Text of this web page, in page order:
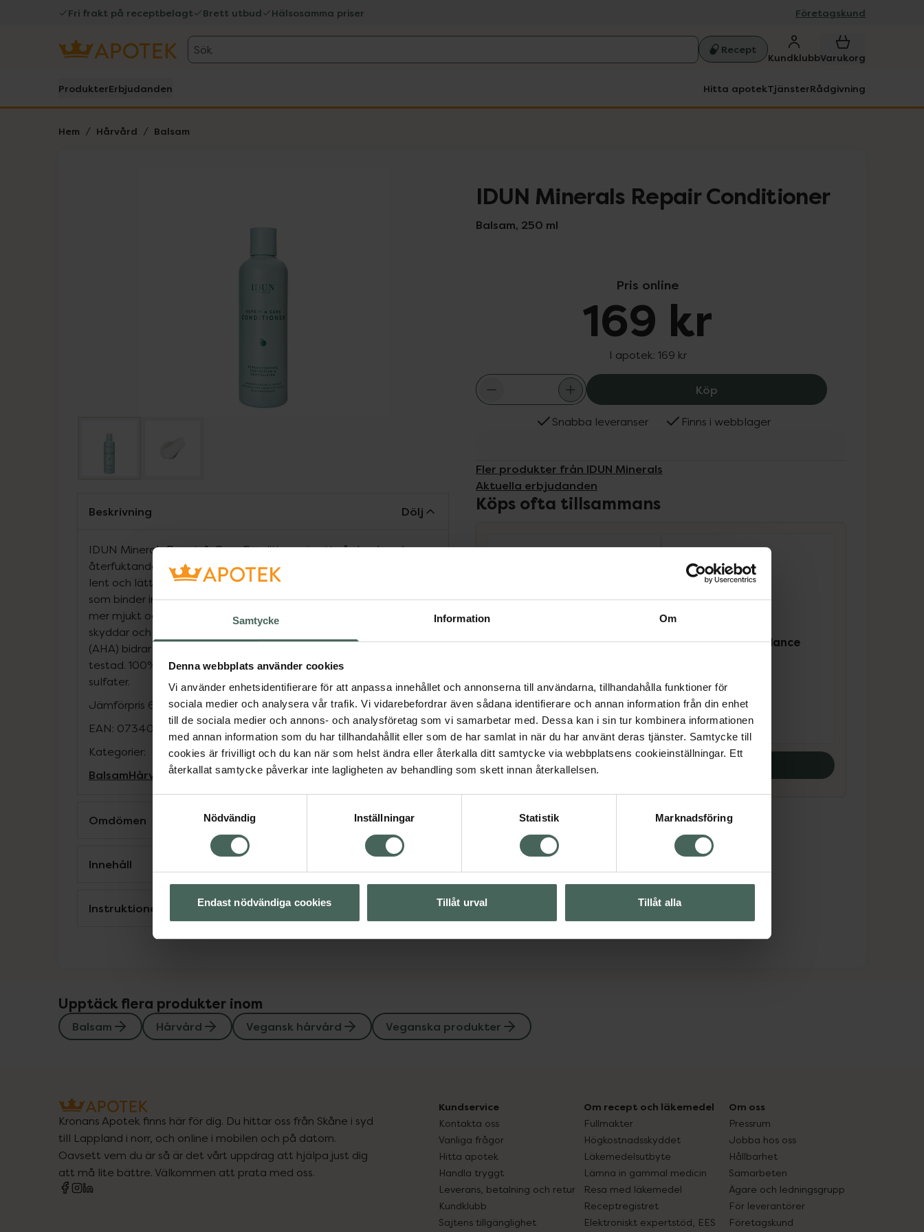
Samtycke Information Om
Denna webbplats använder cookies
Vi använder enhetsidentifierare för att anpassa innehållet och annonserna till användarna, tillhandahålla funktioner för
sociala medier och analysera vår trafik. Vi vidarebefordrar även sådana identifierare och annan information från din enhet
till de sociala medier och annons- och analysföretag som vi samarbetar med. Dessa kan i sin tur kombinera informationen
med annan information som du har tillhandahållit eller som de har samlat in när du har använt deras tjänster. Samtycke till
cookies är frivilligt och du kan när som helst ändra eller återkalla ditt samtycke via webbplatsens cookieinställningar. Ett
återkallat samtycke påverkar inte lagligheten av behandling som skett innan återkallelsen.
Nödvändig
Inställningar Statistik Marknadsföring
Endast nödvändiga cookies Tillåt urval Tillåt alla
Fri frakt på receptbelagt Brett utbud Hälsosamma priser Företagskund
Sök Recept
KundklubbVarukorg
ProdukterErbjudanden Hitta apotekTjänsterRådgivning
Hem Hårvård Balsam
IDUN Minerals Repair Conditioner
Balsam, 250 ml
Pris online
169 kr
I apotek: 169 kr
Köp IDUN Minerals Repair Conditioner,
Snabba leveranser Finns i webblager
Fler produkter från IDUN Minerals
Aktuella erbjudanden
Köps ofta tillsammans
IDUN Minerals Repair
Pris online
169 kr
IDUN Minerals Balance
Pris online
169 kr
Köp båda för:
338 kr
Beskrivning Dölj
IDUN Minerals Repair & Care Conditioner är ett vårdande och
återfuktande balsam som reparerar skadat hår och gör det mjukt,
lent och lättkammat. Ärtprotein innehåller essentiella aminosyror
som binder in till håret och ger ökad volym, fukt, samt gör håret
mer mjukt och följsamt. Provitamin B5 (panthenol) och Vitamin E
skyddar och stärker håret och bidrar med glans medan Äppelsyra
(AHA) bidrar med fukt, vård och rätt pH Extrakt. Dermatologiskt
testad. 100% Vegansk. Hypoallergen parfym. Fritt från silikoner och
sulfater.
Jämförpris 676 kr/l
EAN: 07340074774029
Kategorier:
BalsamHårvårdVegansk hårvårdVeganska produkter
Omdömen Visa
Innehåll
Instruktioner
Upptäck flera produkter inom
Balsam Hårvård Vegansk hårvård Veganska produkter
Kronans Apotek finns här för dig. Du hittar oss från Skåne i syd
till Lappland i norr, och online i mobilen och på datorn.
Oavsett vem du är så är det vårt uppdrag att hjälpa just dig
att må lite bättre. Välkommen att prata med oss.
Kundservice
Kontakta oss
Vanliga frågor
Hitta apotek
Handla tryggt
Leverans, betalning och retur
Kundklubb
Sajtens tillgänglighet
Om recept och läkemedel
Fullmakter
Högkostnadsskyddet
Läkemedelsutbyte
Lämna in gammal medicin
Resa med läkemedel
Receptregistret
Elektroniskt expertstöd, EES
Om oss
Pressrum
Jobba hos oss
Hållbarhet
Samarbeten
Ägare och ledningsgrupp
För leverantörer
Företagskund